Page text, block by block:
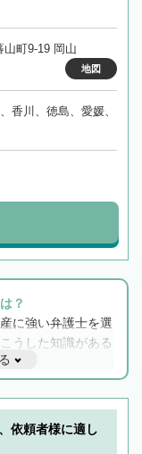
山町9-19 岡山
地図
香川、徳島、愛媛、
？
に強い弁護士を選
うした知識がある
に進み、トラブル
ルで任せることが
がからむ分野なの
実際に電話や面談
ウマが合う方に依
依頼者様に適し